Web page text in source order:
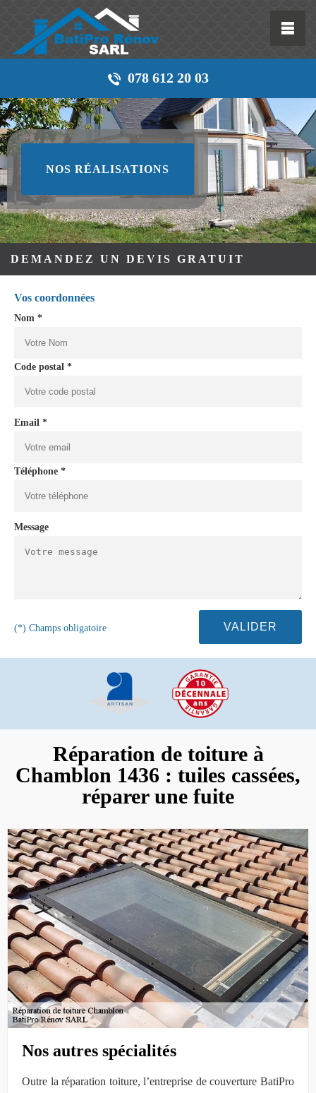
078 612 20 03
NOS RÉALISATIONS
DEMANDEZ UN DEVIS GRATUIT
Vos coordonnées
Nom *
Code postal *
Email *
Téléphone *
Message
(*) Champs obligatoire
Réparation de toiture à
Chamblon 1436 : tuiles cassées,
réparer une fuite
Nos autres spécialités
Outre la réparation toiture, l’entreprise de couverture BatiPro